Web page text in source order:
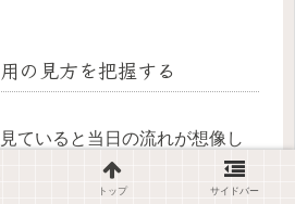
の見方を把握する
ていると当日の流れが想像し
替え、陸トレ、海での実践、
でを一つの体験として捉える
トップ サイドバー